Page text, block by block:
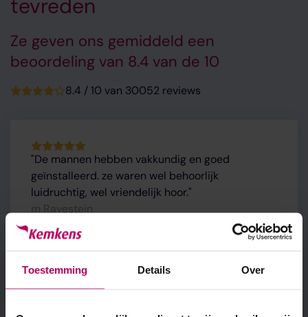
Toestemming Details Over
tevreden
Ze geven ons gemiddeld een
beoordeling van 8.4 van de 10
8.4 / 10 van 30052 reviews
De mannen hebben vakkundig en goed
geïnstalleerd. ze waren wel behoorlijk
luidruchtig, wel vriendelijk hoor.
Wij hebben door de firma Kemkens
zonnepanelen laten plaatsen. Wat een geweldige